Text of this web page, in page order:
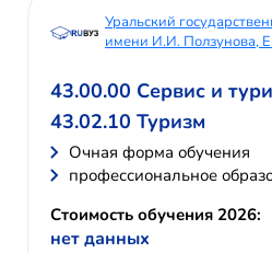
Уральский
имени И.И. Ползунова,
43.00.00 Сервис и
43.02.10 Туризм
Очная форма обучения
профессиональное
Стоимость обучения 2026:
нет данных